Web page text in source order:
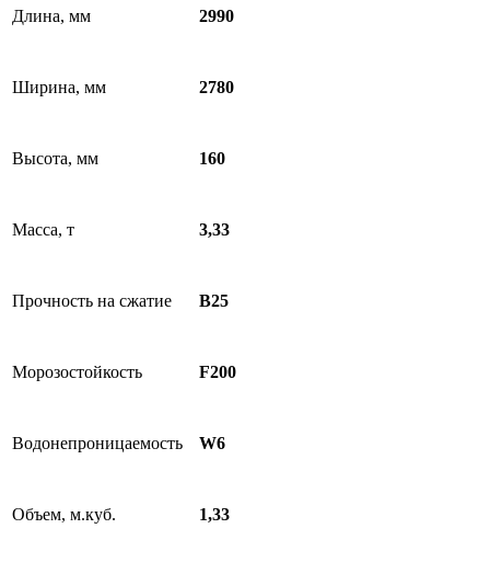
Длина, мм 2990
Ширина, мм 2780
Высота, мм 160
Масса, т 3,33
Прочность на сжатие B25
Морозостойкость F200
Водонепроницаемость W6
Объем, м.куб. 1,33